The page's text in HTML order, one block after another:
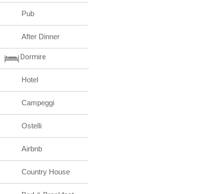
Pub
After Dinner
Dormire
Hotel
Campeggi
Ostelli
Airbnb
Country House